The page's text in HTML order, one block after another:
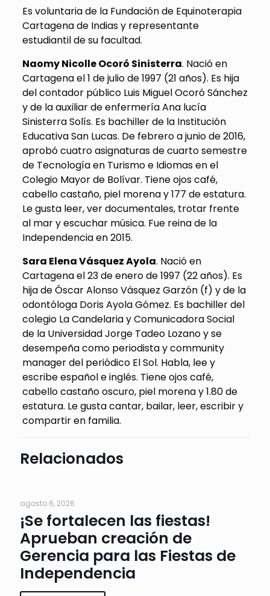
Es voluntaria de la Fundación de Equinoterapia
Cartagena de Indias y representante
estudiantil de su facultad.
Naomy Nicolle Ocoró Sinisterra. Nació en
Cartagena el 1 de julio de 1997 (21 años). Es hija
del contador público Luis Miguel Ocoró Sánchez
y de la auxiliar de enfermería Ana lucía
Sinisterra Solís. Es bachiller de la Institución
Educativa San Lucas. De febrero a junio de 2016,
aprobó cuatro asignaturas de cuarto semestre
de Tecnología en Turismo e Idiomas en el
Colegio Mayor de Bolívar. Tiene ojos café,
cabello castaño, piel morena y 177 de estatura.
Le gusta leer, ver documentales, trotar frente
al mar y escuchar música. Fue reina de la
Independencia en 2015.
Sara Elena Vásquez Ayola. Nació en
Cartagena el 23 de enero de 1997 (22 años). Es
hija de Óscar Alonso Vásquez Garzón (f) y de la
odontóloga Doris Ayola Gómez. Es bachiller del
colegio La Candelaria y Comunicadora Social
de la Universidad Jorge Tadeo Lozano y se
desempeña como periodista y community
manager del periódico El Sol. Habla, lee y
escribe español e inglés. Tiene ojos café,
cabello castaño oscuro, piel morena y 1.80 de
estatura. Le gusta cantar, bailar, leer, escribir y
compartir en familia.
Relacionados
agosto 6, 2026
¡Se fortalecen las fiestas!
Aprueban creación de
Gerencia para las Fiestas de
Independencia